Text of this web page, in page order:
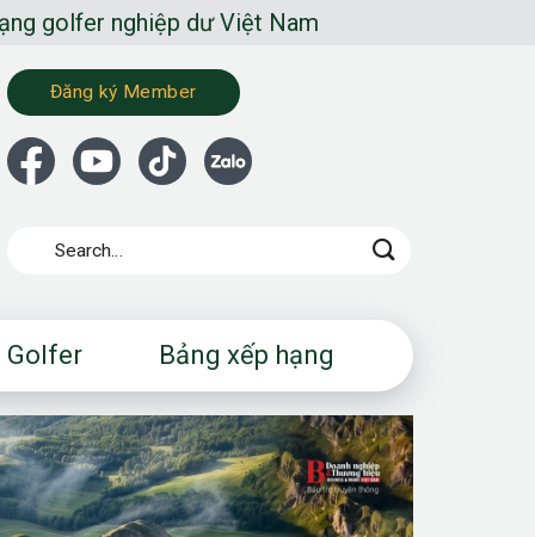
nghiệp dư Việt Nam
Đăng ký Member
Golfer Bảng xếp hạng